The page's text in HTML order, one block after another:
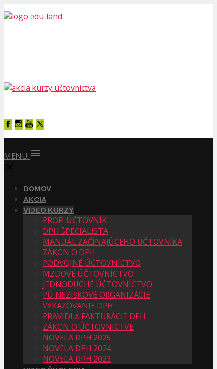
MENU
DOMOV
AKCIA
VIDEO KURZY
PROFI ÚČTOVNÍK
DPH ŠPECIALISTA
MANUÁL ZAČÍNAJÚCEHO ÚČTOVNÍKA
ZÁKON O DPH
PODVOJNÉ ÚČTOVNÍCTVO
MZDOVÉ ÚČTOVNÍCTVO
JEDNODUCHÉ ÚČTOVNÍCTVO
PÚ NEZISKOVÉ ORGANIZÁCIE
VYKAZOVANIE DPH
PRAVIDLÁ FAKTURÁCIE DPH
ZÁKON O ÚČTOVNÍCTVE
NOVELA DPH 2025
NOVELA DPH 2024
NOVELA DPH 2023